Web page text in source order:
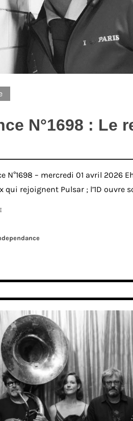
N°1698 : Le
N°1698 – mercredi 01 avril 2026
rejoignent Pulsar ; l’1D ouvre